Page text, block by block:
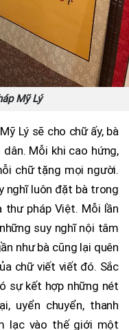
Mỹ Lý
Lý sẽ cho chữ ấy, bà
Mỗi khi cao hứng,
chữ tặng mọi người.
nghĩ luôn đặt bà trong
thư pháp Việt. Mỗi lần
suy nghĩ nội tâm
như bà cũng lại quên
chữ viết viết đó. Sắc
sự kết hợp những nét
uyển chuyển, thanh
lạc vào thế giới một